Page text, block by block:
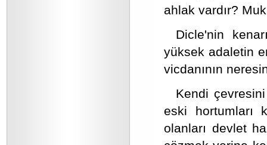
ahlak vardır?
Dicle'nin
yüksek adaletin
vicdanının
Kendi
eski hortumları
olanları devlet